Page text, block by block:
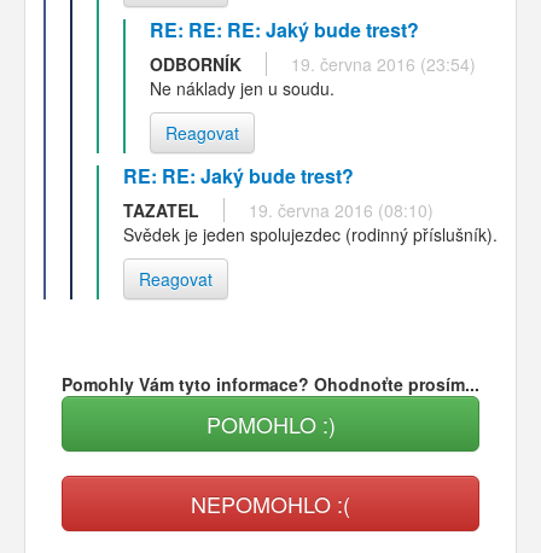
RE: RE: RE: Jaký bude trest?
ODBORNÍK
19. června 2016 (23:54)
Ne náklady jen u soudu.
Reagovat
RE: RE: Jaký bude trest?
TAZATEL
19. června 2016 (08:10)
Svědek je jeden spolujezdec (rodinný příslušník).
Reagovat
Pomohly Vám tyto informace? Ohodnoťte prosím...
POMOHLO :)
NEPOMOHLO :(